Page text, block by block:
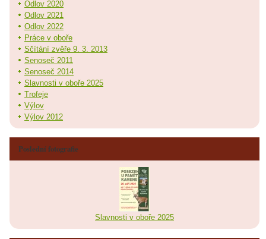
Odlov 2020
Odlov 2021
Odlov 2022
Práce v oboře
Sčítání zvěře 9. 3. 2013
Senoseč 2011
Senoseč 2014
Slavnosti v oboře 2025
Trofeje
Výlov
Výlov 2012
Poslední fotografie
Slavnosti v oboře 2025